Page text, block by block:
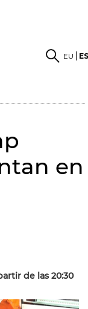
EU
en
de las 20:30